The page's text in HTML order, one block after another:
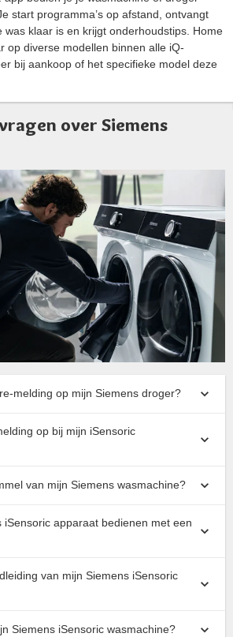
start programma’s op afstand, ontvangt
was klaar is en krijgt onderhoudstips. Home
op diverse modellen binnen alle iQ-
bij aankoop of het specifieke model deze
over Siemens
melding op mijn Siemens droger?
op bij mijn iSensoric
van mijn Siemens wasmachine?
iSensoric apparaat bedienen met een
van mijn Siemens iSensoric
Siemens iSensoric wasmachine?